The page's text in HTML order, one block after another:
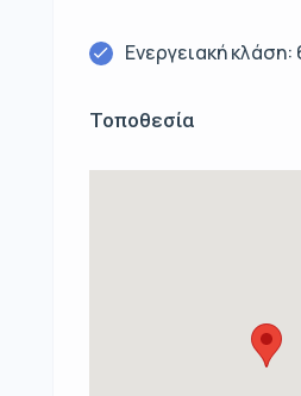
Ενεργειακή κλάση:
Τοποθεσία